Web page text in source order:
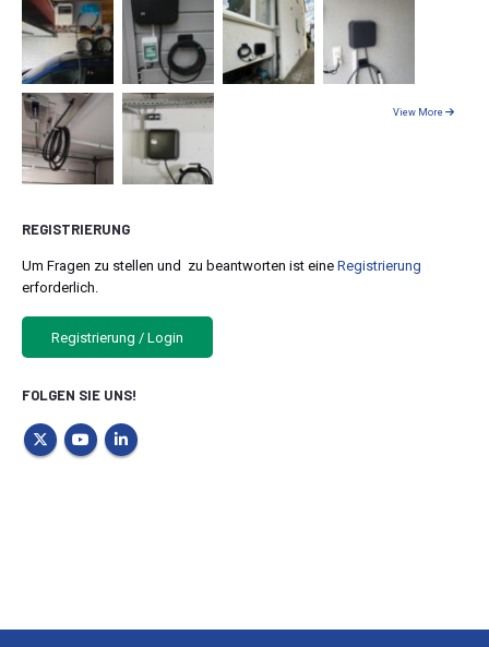
View More
REGISTRIERUNG
Um Fragen zu stellen und zu beantworten ist eine Registrierung
erforderlich.
Registrierung / Login
FOLGEN SIE UNS!